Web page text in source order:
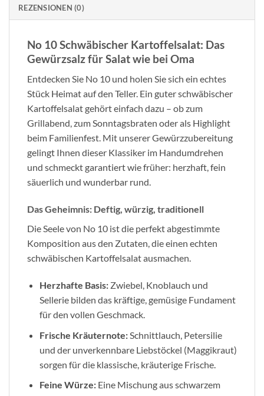
REZENSIONEN (0)
No 10 Schwäbischer Kartoffelsalat: Das
Gewürzsalz für Salat wie bei Oma
Entdecken Sie No 10 und holen Sie sich ein echtes
Stück Heimat auf den Teller. Ein guter schwäbischer
Kartoffelsalat gehört einfach dazu – ob zum
Grillabend, zum Sonntagsbraten oder als Highlight
beim Familienfest. Mit unserer Gewürzzubereitung
gelingt Ihnen dieser Klassiker im Handumdrehen
und schmeckt garantiert wie früher: herzhaft, fein
säuerlich und wunderbar rund.
Das Geheimnis: Deftig, würzig, traditionell
Die Seele von No 10 ist die perfekt abgestimmte
Komposition aus den Zutaten, die einen echten
schwäbischen Kartoffelsalat ausmachen.
Herzhafte Basis:Zwiebel, Knoblauch und
Sellerie bilden das kräftige, gemüsige Fundament
für den vollen Geschmack.
Frische Kräuternote:Schnittlauch, Petersilie
und der unverkennbare Liebstöckel (Maggikraut)
sorgen für die klassische, kräuterige Frische.
Feine Würze:Eine Mischung aus schwarzem